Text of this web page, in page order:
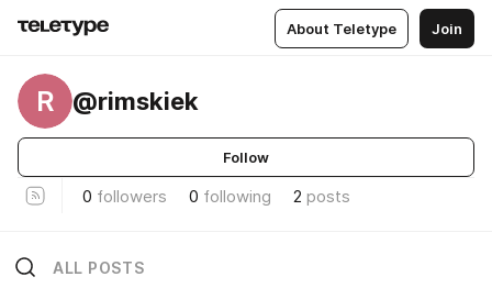
About Teletype Join
R @rimskiek
Follow
0 followers 0 following 2 posts
ALL POSTS